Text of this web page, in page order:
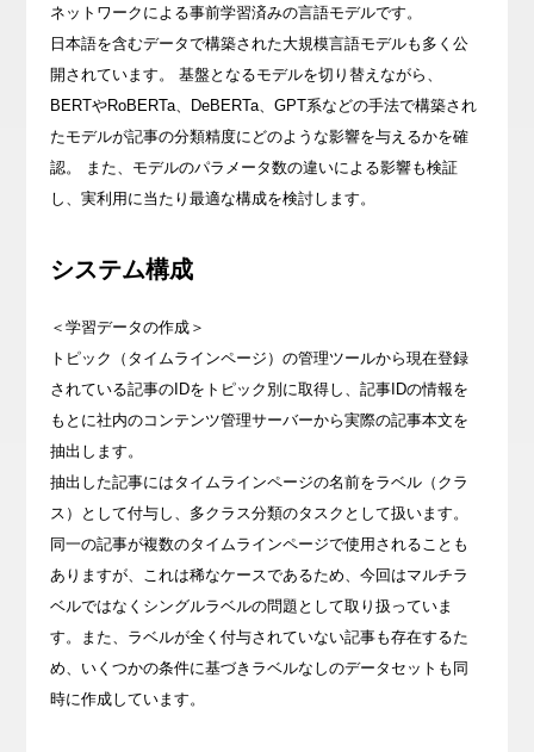
ネットワークによる事前学習済みの言語モデルです。
日本語を含むデータで構築された大規模言語モデルも多く公
開されています。 基盤となるモデルを切り替えながら、
BERTやRoBERTa、DeBERTa、GPT系などの手法で構築され
たモデルが記事の分類精度にどのような影響を与えるかを確
認。 また、モデルのパラメータ数の違いによる影響も検証
し、実利用に当たり最適な構成を検討します。
システム構成
＜学習データの作成＞
トピック（タイムラインページ）の管理ツールから現在登録
されている記事のIDをトピック別に取得し、記事IDの情報を
もとに社内のコンテンツ管理サーバーから実際の記事本文を
抽出します。
抽出した記事にはタイムラインページの名前をラベル（クラ
ス）として付与し、多クラス分類のタスクとして扱います。
同一の記事が複数のタイムラインページで使用されることも
ありますが、これは稀なケースであるため、今回はマルチラ
ベルではなくシングルラベルの問題として取り扱っていま
す。また、ラベルが全く付与されていない記事も存在するた
め、いくつかの条件に基づきラベルなしのデータセットも同
時に作成しています。